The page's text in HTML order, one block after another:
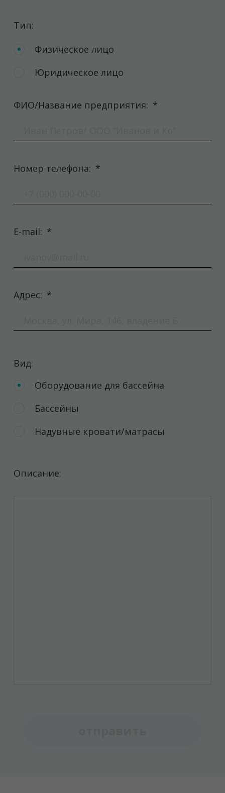
Тип:
Физическое лицо
Юридическое лицо
ФИО/Название предприятия: *
Номер телефона: *
E-mail: *
Адрес: *
Вид:
Оборудование для бассейна
Бассейны
Надувные кровати/матрасы
Описание: